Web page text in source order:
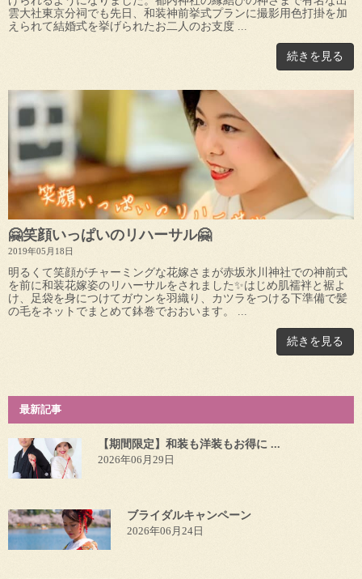
雲大社東京分祠でも先日、和装神前挙式プランに撮影用色打掛を加
えられて結婚式を挙げられたお二人のお支度 ...
続きを見る
🤗笑顔いっぱいのリハーサル🤗
2019年05月18日
明るくて笑顔がチャーミングな花嫁さまが赤坂氷川神社での神前式
を前に和装花嫁姿のリハーサルをされました✨はじめ肌襦袢と裾よ
け、足袋を身につけてガウンを羽織り、カツラをつける下準備で髪
の毛をネットでまとめて鉢巻でおおいます。 ...
続きを見る
最新記事
【期間限定】和装も洋装もお得に ...
2026年06月29日
ブライダルキャンペーン
2026年06月24日